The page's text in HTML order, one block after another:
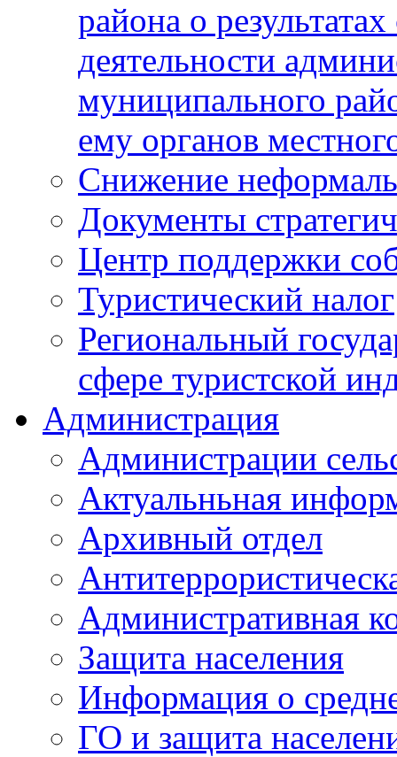
района о
деятельности
муниципального
ему органов
Снижение
Документы
Центр поддержки
Туристический налог
Региональный
сфере туристской
Администрация
Администрации
Актуальньная
Архивный отдел
Административная
Защита населения
Информация о
ГО и защита